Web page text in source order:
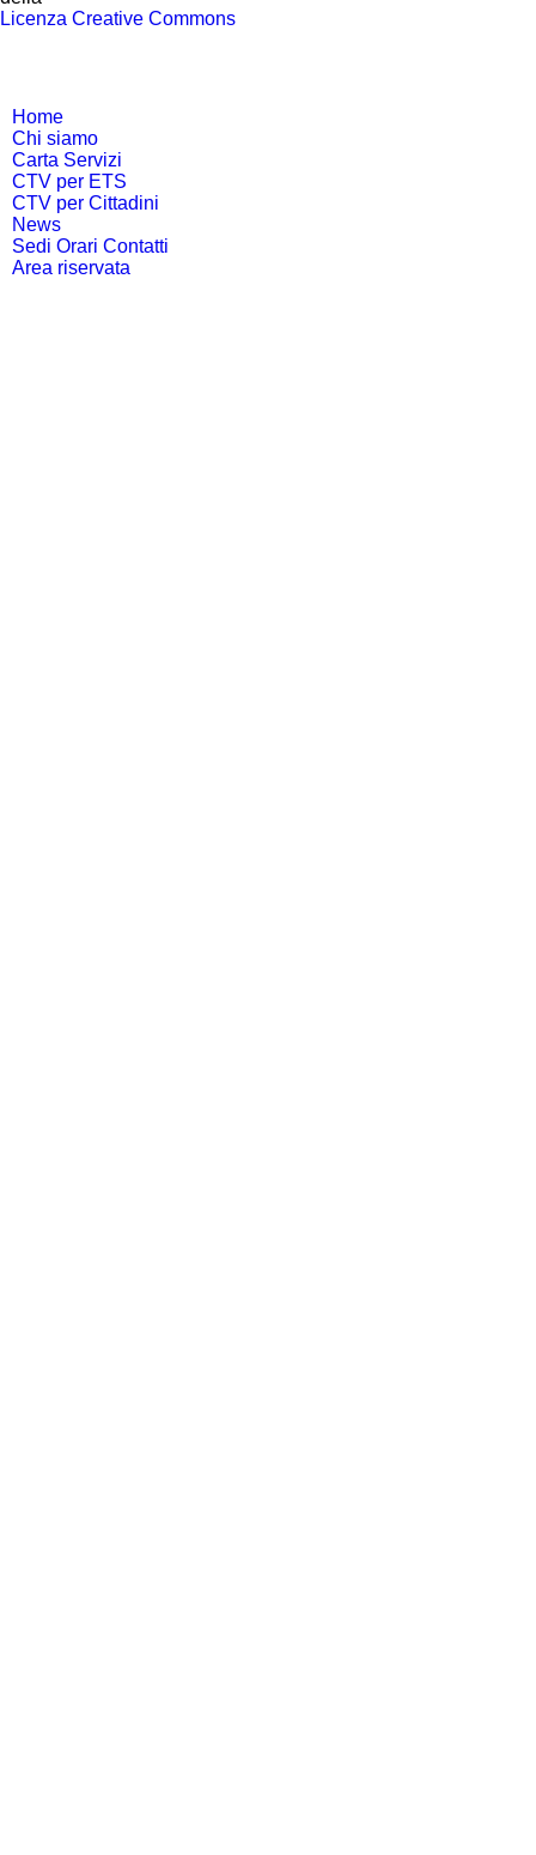
Licenza Creative Commons
Home
Chi siamo
Carta Servizi
CTV per ETS
CTV per Cittadini
News
Sedi Orari Contatti
Area riservata